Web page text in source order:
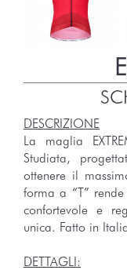
DESCRIZIONE
La maglia
Studiata,
ottenere il
forma a “T”
confortevole e
unica. Fatto in
DETTAGLI: